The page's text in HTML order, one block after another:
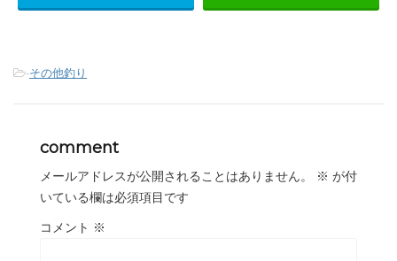
-その他釣り
comment
メールアドレスが公開されることはありません。 ※ が付
いている欄は必須項目です
コメント ※